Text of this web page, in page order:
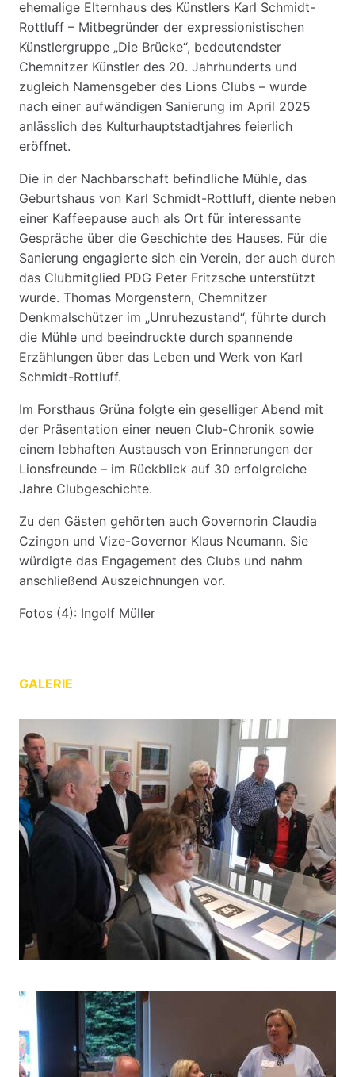
ehemalige Elternhaus des Künstlers Karl Schmidt-
Rottluff – Mitbegründer der expressionistischen
Künstlergruppe „Die Brücke“, bedeutendster
Chemnitzer Künstler des 20. Jahrhunderts und
zugleich Namensgeber des Lions Clubs – wurde
nach einer aufwändigen Sanierung im April 2025
anlässlich des Kulturhauptstadtjahres feierlich
eröffnet.
Die in der Nachbarschaft befindliche Mühle, das
Geburtshaus von Karl Schmidt-Rottluff, diente neben
einer Kaffeepause auch als Ort für interessante
Gespräche über die Geschichte des Hauses. Für die
Sanierung engagierte sich ein Verein, der auch durch
das Clubmitglied PDG Peter Fritzsche unterstützt
wurde. Thomas Morgenstern, Chemnitzer
Denkmalschützer im „Unruhezustand“, führte durch
die Mühle und beeindruckte durch spannende
Erzählungen über das Leben und Werk von Karl
Schmidt-Rottluff.
Im Forsthaus Grüna folgte ein geselliger Abend mit
der Präsentation einer neuen Club-Chronik sowie
einem lebhaften Austausch von Erinnerungen der
Lionsfreunde – im Rückblick auf 30 erfolgreiche
Jahre Clubgeschichte.
Zu den Gästen gehörten auch Governorin Claudia
Czingon und Vize-Governor Klaus Neumann. Sie
würdigte das Engagement des Clubs und nahm
anschließend Auszeichnungen vor.
Fotos (4): Ingolf Müller
GALERIE